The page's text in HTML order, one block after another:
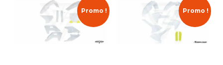
Promo ! Promo !